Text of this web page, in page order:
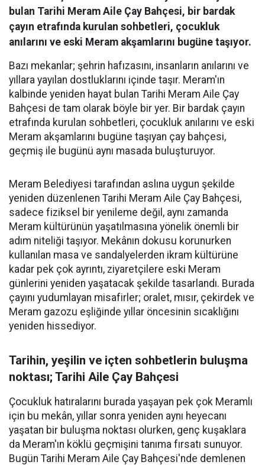
bulan Tarihi Meram Aile Çay Bahçesi, bir bardak
çayın etrafında kurulan sohbetleri, çocukluk
anılarını ve eski Meram akşamlarını bugüne taşıyor.
Bazı mekanlar; şehrin hafızasını, insanların anılarını ve
yıllara yayılan dostluklarını içinde taşır. Meram'ın
kalbinde yeniden hayat bulan Tarihi Meram Aile Çay
Bahçesi de tam olarak böyle bir yer. Bir bardak çayın
etrafında kurulan sohbetleri, çocukluk anılarını ve eski
Meram akşamlarını bugüne taşıyan çay bahçesi,
geçmiş ile bugünü aynı masada buluşturuyor.
Meram Belediyesi tarafından aslına uygun şekilde
yeniden düzenlenen Tarihi Meram Aile Çay Bahçesi,
sadece fiziksel bir yenileme değil, aynı zamanda
Meram kültürünün yaşatılmasına yönelik önemli bir
adım niteliği taşıyor. Mekânın dokusu korunurken
kullanılan masa ve sandalyelerden ikram kültürüne
kadar pek çok ayrıntı, ziyaretçilere eski Meram
günlerini yeniden yaşatacak şekilde tasarlandı. Burada
çayını yudumlayan misafirler; oralet, mısır, çekirdek ve
Meram gazozu eşliğinde yıllar öncesinin sıcaklığını
yeniden hissediyor.
Tarihin, yeşilin ve içten sohbetlerin buluşma
noktası; Tarihi Aile Çay Bahçesi
Çocukluk hatıralarını burada yaşayan pek çok Meramlı
için bu mekân, yıllar sonra yeniden aynı heyecanı
yaşatan bir buluşma noktası olurken, genç kuşaklara
da Meram'ın köklü geçmişini tanıma fırsatı sunuyor.
Bugün Tarihi Meram Aile Çay Bahçesi'nde demlenen